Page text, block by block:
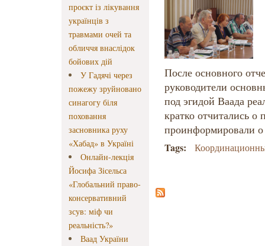
проєкт із лікування
українців з
травмами очей та
обличчя внаслідок
бойових дій
У Гадячі через
пожежу зруйновано
синагогу біля
поховання
засновника руху
«Хабад» в Україні
Онлайн-лекція
Йосифа Зісельса
«Глобальний право-
консервативний
зсув: міф чи
реальність?»
Ваад України
После основного
руководители
под эгидой Ваада
кратко отчитались о
проинформировали
Tags: